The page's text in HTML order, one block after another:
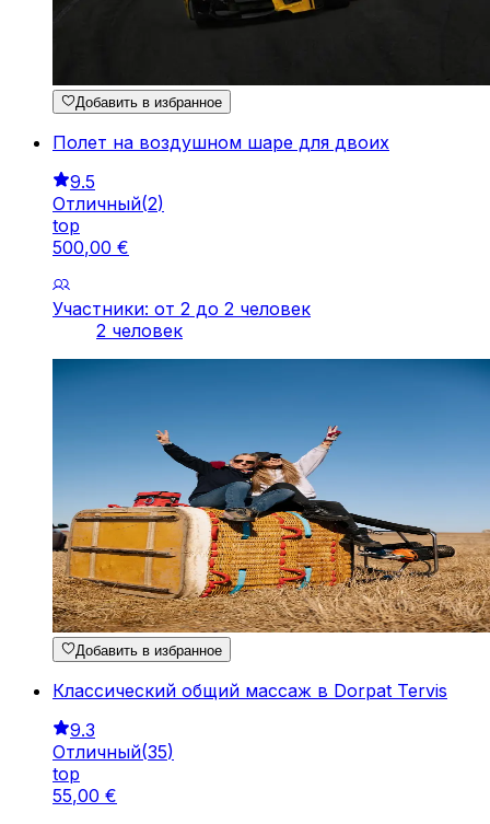
Добавить в избранное
Полет на воздушном шаре для двоих
9.5
Отличный(2)
top
500,00 €
Участники: от 2 до 2 человек
2 человек
Добавить в избранное
Классический общий массаж в Dorpat Tervis
9.3
Отличный(35)
top
55,00 €